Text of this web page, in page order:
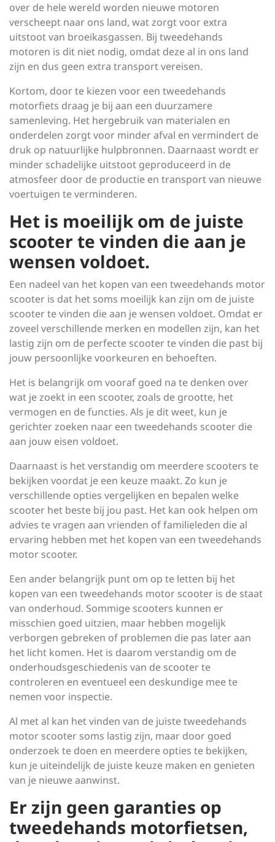
over de hele wereld worden nieuwe motoren
verscheept naar ons land, wat zorgt voor extra
uitstoot van broeikasgassen. Bij tweedehands
motoren is dit niet nodig, omdat deze al in ons land
zijn en dus geen extra transport vereisen.
Kortom, door te kiezen voor een tweedehands
motorfiets draag je bij aan een duurzamere
samenleving. Het hergebruik van materialen en
onderdelen zorgt voor minder afval en vermindert de
druk op natuurlijke hulpbronnen. Daarnaast wordt er
minder schadelijke uitstoot geproduceerd in de
atmosfeer door de productie en transport van nieuwe
voertuigen te verminderen.
Het is moeilijk om de juiste
scooter te vinden die aan je
wensen voldoet.
Een nadeel van het kopen van een tweedehands motor
scooter is dat het soms moeilijk kan zijn om de juiste
scooter te vinden die aan je wensen voldoet. Omdat er
zoveel verschillende merken en modellen zijn, kan het
lastig zijn om de perfecte scooter te vinden die past bij
jouw persoonlijke voorkeuren en behoeften.
Het is belangrijk om vooraf goed na te denken over
wat je zoekt in een scooter, zoals de grootte, het
vermogen en de functies. Als je dit weet, kun je
gerichter zoeken naar een tweedehands scooter die
aan jouw eisen voldoet.
Daarnaast is het verstandig om meerdere scooters te
bekijken voordat je een keuze maakt. Zo kun je
verschillende opties vergelijken en bepalen welke
scooter het beste bij jou past. Het kan ook helpen om
advies te vragen aan vrienden of familieleden die al
ervaring hebben met het kopen van een tweedehands
motor scooter.
Een ander belangrijk punt om op te letten bij het
kopen van een tweedehands motor scooter is de staat
van onderhoud. Sommige scooters kunnen er
misschien goed uitzien, maar hebben mogelijk
verborgen gebreken of problemen die pas later aan
het licht komen. Het is daarom verstandig om de
onderhoudsgeschiedenis van de scooter te
controleren en eventueel een deskundige mee te
nemen voor inspectie.
Al met al kan het vinden van de juiste tweedehands
motor scooter soms lastig zijn, maar door goed
onderzoek te doen en meerdere opties te bekijken,
kun je uiteindelijk de juiste keuze maken en genieten
van je nieuwe aanwinst.
Er zijn geen garanties op
tweedehands motorfietsen,